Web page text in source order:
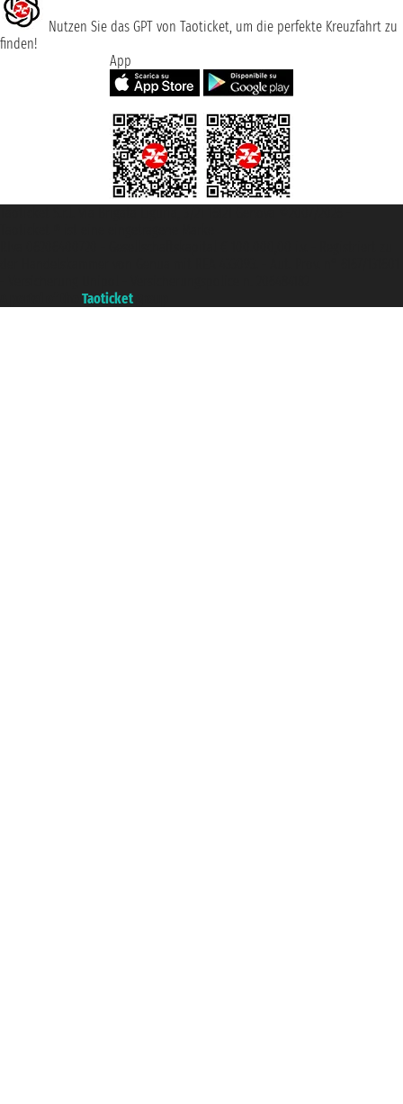
Nutzen Sie das GPT von Taoticket, um die perfekte Kreuzfahrt zu
finden!
App
Taoticket